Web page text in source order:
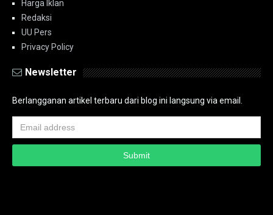
Harga Iklan
Redaksi
UU Pers
Privacy Policy
Newsletter
Berlangganan artikel terbaru dari blog ini langsung via email.